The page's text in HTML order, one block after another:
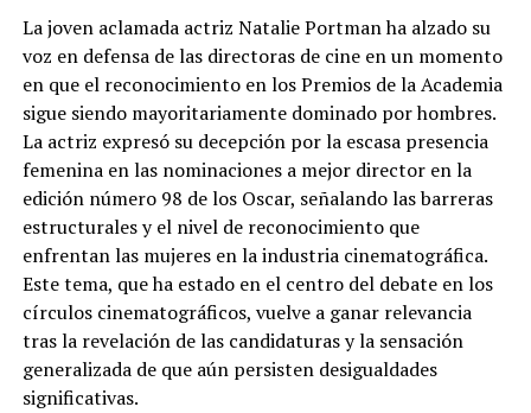
La joven aclamada actriz Natalie Portman ha alzado su
voz en defensa de las directoras de cine en un momento
en que el reconocimiento en los Premios de la Academia
sigue siendo mayoritariamente dominado por hombres.
La actriz expresó su decepción por la escasa presencia
femenina en las nominaciones a mejor director en la
edición número 98 de los Oscar, señalando las barreras
estructurales y el nivel de reconocimiento que
enfrentan las mujeres en la industria cinematográfica.
Este tema, que ha estado en el centro del debate en los
círculos cinematográficos, vuelve a ganar relevancia
tras la revelación de las candidaturas y la sensación
generalizada de que aún persisten desigualdades
significativas.